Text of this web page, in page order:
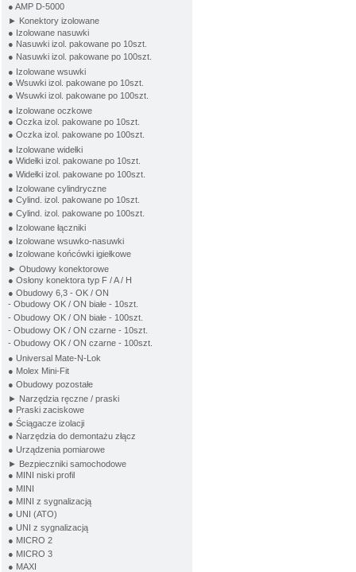
● AMP D-5000
► Konektory izolowane
● Izolowane nasuwki
● Nasuwki izol. pakowane po 10szt.
● Nasuwki izol. pakowane po 100szt.
● Izolowane wsuwki
● Wsuwki izol. pakowane po 10szt.
● Wsuwki izol. pakowane po 100szt.
● Izolowane oczkowe
● Oczka izol. pakowane po 10szt.
● Oczka izol. pakowane po 100szt.
● Izolowane widełki
● Widełki izol. pakowane po 10szt.
● Widełki izol. pakowane po 100szt.
● Izolowane cylindryczne
● Cylind. izol. pakowane po 10szt.
● Cylind. izol. pakowane po 100szt.
● Izolowane łączniki
● Izolowane wsuwko-nasuwki
● Izolowane końcówki igiełkowe
► Obudowy konektorowe
● Osłony konektora typ F / A / H
● Obudowy 6,3 - OK / ON
- Obudowy OK / ON białe - 10szt.
- Obudowy OK / ON białe - 100szt.
- Obudowy OK / ON czarne - 10szt.
- Obudowy OK / ON czarne - 100szt.
● Universal Mate-N-Lok
● Molex Mini-Fit
● Obudowy pozostałe
► Narzędzia ręczne / praski
● Praski zaciskowe
● Ściągacze izolacji
● Narzędzia do demontażu złącz
● Urządzenia pomiarowe
► Bezpieczniki samochodowe
● MINI niski profil
● MINI
● MINI z sygnalizacją
● UNI (ATO)
● UNI z sygnalizacją
● MICRO 2
● MICRO 3
● MAXI